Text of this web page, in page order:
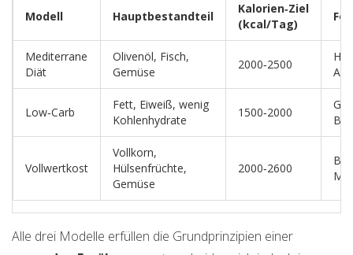
Modell Hauptbestandteil
Kalorien‑Ziel
(kcal/Tag)
Mediterrane
Diät
Olivenöl, Fisch,
Gemüse
2000‑2500
Low‑Carb
Fett, Eiweiß, wenig
Kohlenhydrate
1500‑2000
Vollwertkost
Vollkorn,
Hülsenfrüchte,
Gemüse
2000‑2600
Alle drei Modelle erfüllen die Grundprinzipien einer